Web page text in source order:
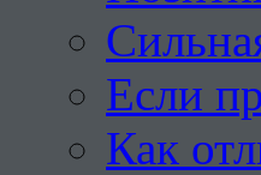
Если
Как